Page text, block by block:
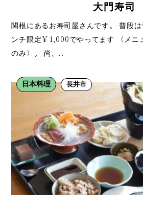
大門寿司
関根にあるお寿司屋さんです。 普段
ンチ限定￥1,000でやってます （メニ
のみ）。 尚、..
日本料理 長井市